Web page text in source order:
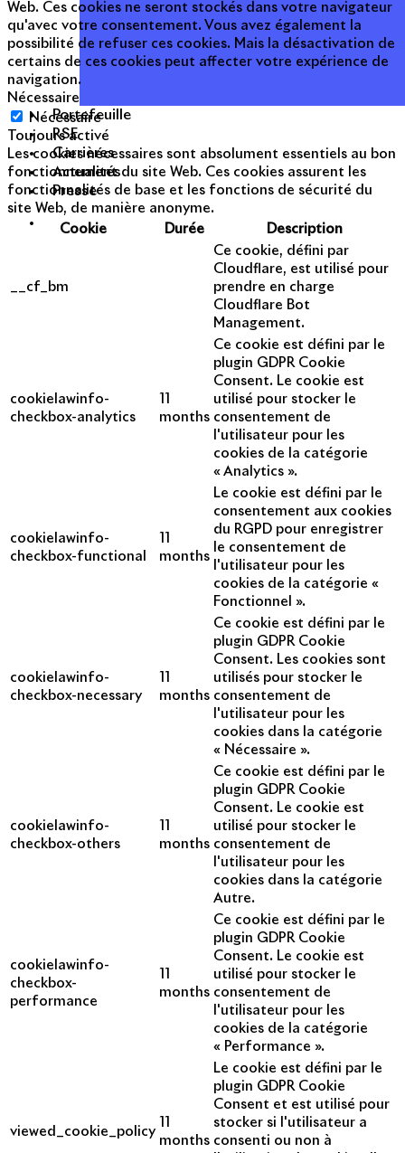
Portefeuille
RSE
Carrières
Actualités
Presse
Web. Ces cookies ne seront stockés dans votre navigateur
qu'avec votre consentement. Vous avez également la
possibilité de refuser ces cookies. Mais la désactivation de
certains de ces cookies peut affecter votre expérience de
navigation.
Nécessaire
Nécessaire
Toujours activé
Les cookies nécessaires sont absolument essentiels au bon
fonctionnement du site Web. Ces cookies assurent les
fonctionnalités de base et les fonctions de sécurité du
site Web, de manière anonyme.
Cookie
Durée Description
__cf_bm
Ce cookie, défini par
Cloudflare, est utilisé pour
prendre en charge
Cloudflare Bot
Management.
cookielawinfo-
checkbox-analytics
months
Ce cookie est défini par le
plugin GDPR Cookie
Consent. Le cookie est
utilisé pour stocker le
consentement de
l'utilisateur pour les
cookies de la catégorie
« Analytics ».
cookielawinfo-
checkbox-functional
months
Le cookie est défini par le
consentement aux cookies
du RGPD pour enregistrer
le consentement de
l'utilisateur pour les
cookies de la catégorie «
Fonctionnel ».
cookielawinfo-
checkbox-necessary
months
Ce cookie est défini par le
plugin GDPR Cookie
Consent. Les cookies sont
utilisés pour stocker le
consentement de
l'utilisateur pour les
cookies dans la catégorie
« Nécessaire ».
cookielawinfo-
checkbox-others
months
Ce cookie est défini par le
plugin GDPR Cookie
Consent. Le cookie est
utilisé pour stocker le
consentement de
l'utilisateur pour les
cookies dans la catégorie
Autre.
cookielawinfo-
checkbox-
performance
months
Ce cookie est défini par le
plugin GDPR Cookie
Consent. Le cookie est
utilisé pour stocker le
consentement de
l'utilisateur pour les
cookies de la catégorie
« Performance ».
viewed_cookie_policy
months
Le cookie est défini par le
plugin GDPR Cookie
Consent et est utilisé pour
stocker si l'utilisateur a
consenti ou non à